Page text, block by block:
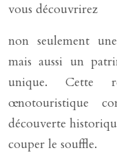
vous découvrirez
non seulement
mais aussi un
unique. Cette
œnotouristique
découverte
couper le souffle.